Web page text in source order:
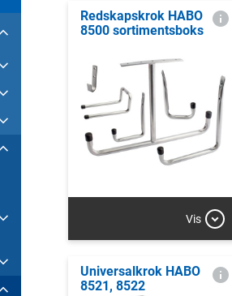
Redskapskrok HABO
8500 sortimentsboks
Vis
Universalkrok HABO
8521, 8522